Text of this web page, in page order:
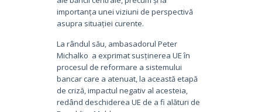
importanța unei viziuni de perspectivă
asupra situației curente.
La rândul său, ambasadorul Peter
Michalko a exprimat susținerea UE în
procesul de reformare a sistemului
bancar care a atenuat, la această etapă
de criză, impactul negativ al acesteia,
redând deschiderea UE de a fi alături de